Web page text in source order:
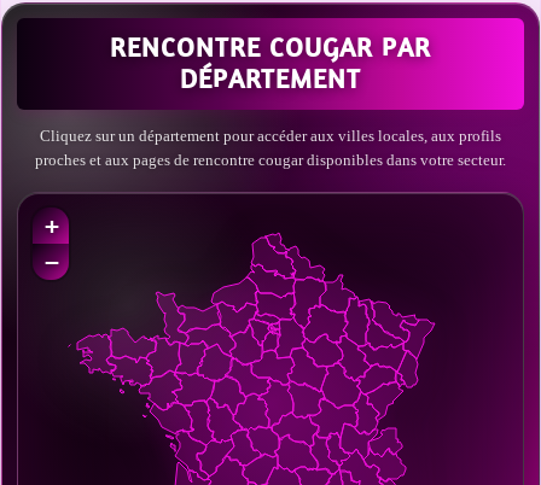
RENCONTRE COUGAR PAR
DÉPARTEMENT
Cliquez sur un département pour accéder aux villes locales, aux profils
proches et aux pages de rencontre cougar disponibles dans votre secteur.
+
−